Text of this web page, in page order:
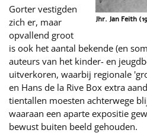
Jhr. Jan Feith
Gorter vestigden
zich er, maar
opvallend groot
is ook het aantal bekende (en
auteurs van het kinder- en
uitverkoren, waarbij regionale
en Hans de la Rive Box extra
tientallen moesten achterwege
waaraan een aparte expositie
bewust buiten beeld gehouden.